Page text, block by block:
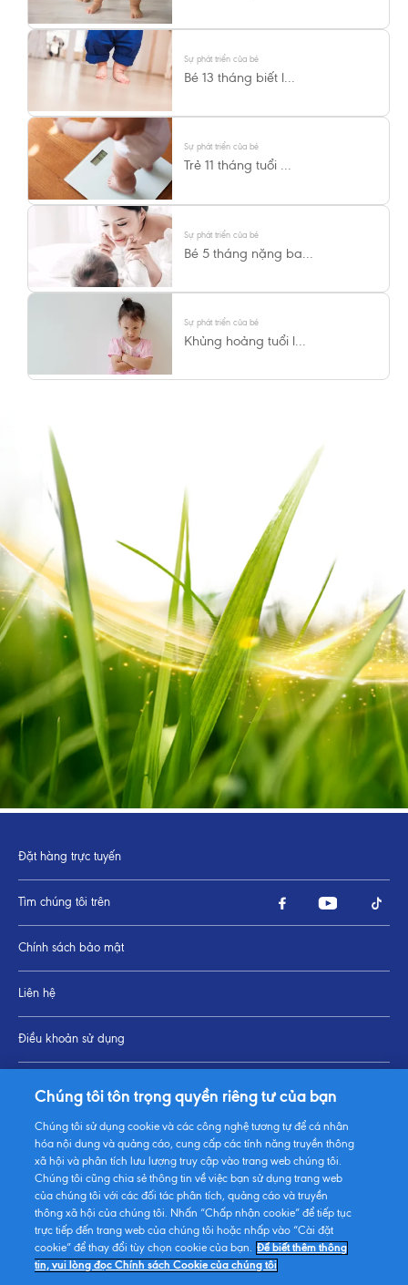
Sự phát triển của bé
Bé 13 tháng biết l...
Sự phát triển của bé
Trẻ 11 tháng tuổi ...
Sự phát triển của bé
Bé 5 tháng nặng ba...
Sự phát triển của bé
Khủng hoảng tuổi l...
Đặt hàng trực tuyến
Tìm chúng tôi trên
Chính sách bảo mật
Liên hệ
Điều khoản sử dụng
Sơ đồ trang
Chúng tôi tôn trọng quyền riêng tư của bạn
Chúng tôi sử dụng cookie và các công nghệ tương tự để cá nhân
hóa nội dung và quảng cáo, cung cấp các tính năng truyền thông
xã hội và phân tích lưu lượng truy cập vào trang web chúng tôi.
Chúng tôi cũng chia sẻ thông tin về việc bạn sử dụng trang web
của chúng tôi với các đối tác phân tích, quảng cáo và truyền
thông xã hội của chúng tôi. Nhấn “Chấp nhận cookie” để tiếp tục
trực tiếp đến trang web của chúng tôi hoặc nhấp vào “Cài đặt
cookie” để thay đổi tùy chọn cookie của bạn. Để biết thêm thông
tin, vui lòng đọc Chính sách Cookie của chúng tôi